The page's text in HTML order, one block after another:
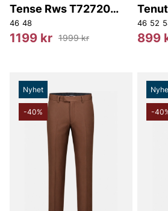
Tense Rws T72720
40D
46 48
1199 kr 1999 kr
46 52
899
Nyhet
-40% -